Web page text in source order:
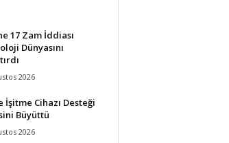
17 Zam İddiası
Dünyasını
2026
İşitme Cihazı Desteği
Büyüttü
2026